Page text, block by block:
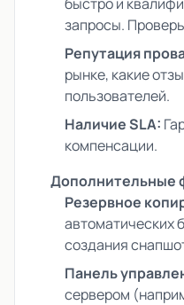
запросы.
Репутация
рынке, какие
пользователей.
Наличие SLA:
компенсации.
Дополнительные
Резервное
автоматических
создания
Панель
сервером